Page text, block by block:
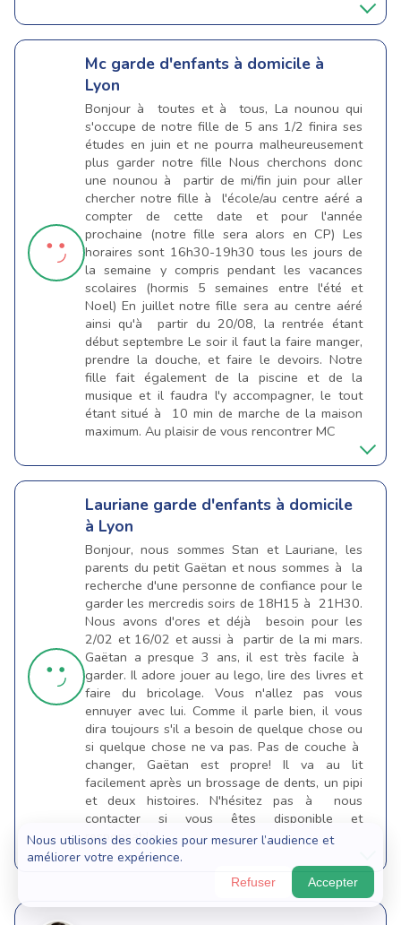
Mc garde d'enfants à domicile à
Lyon
Bonjour à toutes et à tous, La nounou qui
s'occupe de notre fille de 5 ans 1/2 finira ses
études en juin et ne pourra malheureusement
plus garder notre fille Nous cherchons donc
une nounou à partir de mi/fin juin pour aller
chercher notre fille à l'école/au centre aéré a
compter de cette date et pour l'année
prochaine (notre fille sera alors en CP) Les
horaires sont 16h30-19h30 tous les jours de
la semaine y compris pendant les vacances
scolaires (hormis 5 semaines entre l'été et
Noel) En juillet notre fille sera au centre aéré
ainsi qu'à partir du 20/08, la rentrée étant
début septembre Le soir il faut la faire manger,
prendre la douche, et faire le devoirs. Notre
fille fait également de la piscine et de la
musique et il faudra l'y accompagner, le tout
étant situé à 10 min de marche de la maison
maximum. Au plaisir de vous rencontrer MC
Lauriane garde d'enfants à domicile
à Lyon
Bonjour, nous sommes Stan et Lauriane, les
parents du petit Gaëtan et nous sommes à la
recherche d'une personne de confiance pour le
garder les mercredis soirs de 18H15 à 21H30.
Nous avons d'ores et déjà besoin pour les
2/02 et 16/02 et aussi à partir de la mi mars.
Gaëtan a presque 3 ans, il est très facile à
garder. Il adore jouer au lego, lire des livres et
faire du bricolage. Vous n'allez pas vous
ennuyer avec lui. Comme il parle bien, il vous
dira toujours s'il a besoin de quelque chose ou
si quelque chose ne va pas. Pas de couche à
changer, Gaëtan est propre! Il va au lit
facilement après un brossage de dents, un pipi
et deux histoires. N'hésitez pas à nous
contacter si vous êtes disponible et
responsable.
Nous utilisons des cookies pour mesurer l’audience et
améliorer votre expérience.
Refuser Accepter